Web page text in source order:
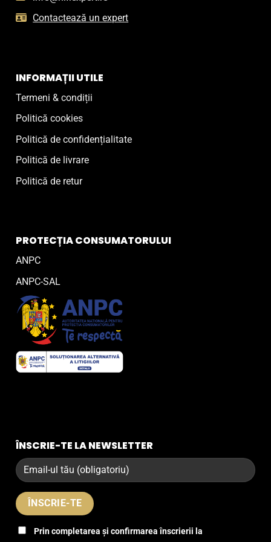
Contactează un expert
INFORMAȚII UTILE
Termeni & condiții
Politică cookies
Politică de confidențialitate
Politică de livrare
Politică de retur
PROTECȚIA CONSUMATORULUI
ANPC
ANPC-SAL
ÎNSCRIE-TE LA NEWSLETTER
Prin completarea și confirmarea înscrierii la